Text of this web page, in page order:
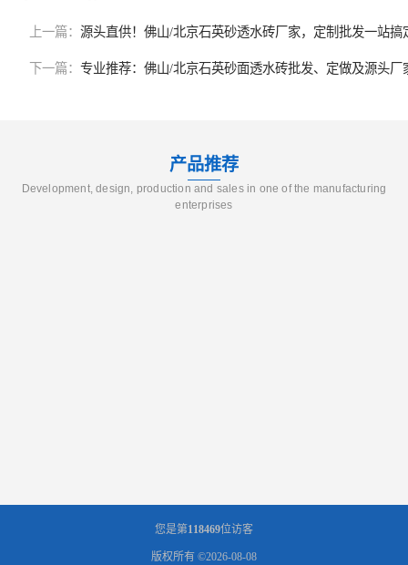
上一篇： 源头直供！佛山/北京石英砂透水砖厂家，定制批发一站搞
下一篇： 专业推荐：佛山/北京石英砂面透水砖批发、定做及源头厂
产品推荐
Development, design, production and sales in one of the manufacturing
enterprises
您是第118469位访客
版权所有 ©2026-08-08